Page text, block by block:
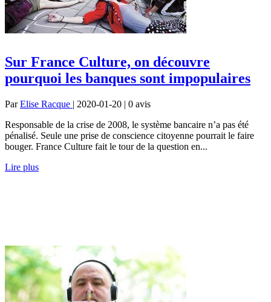
Sur France Culture, on découvre
pourquoi les banques sont impopulaires
ParElise Racque | 2020-01-20 | 0 avis
Responsable de la crise de 2008, le système bancaire n’a pas été
pénalisé. Seule une prise de conscience citoyenne pourrait le faire
bouger. France Culture fait le tour de la question en...
Lire plus